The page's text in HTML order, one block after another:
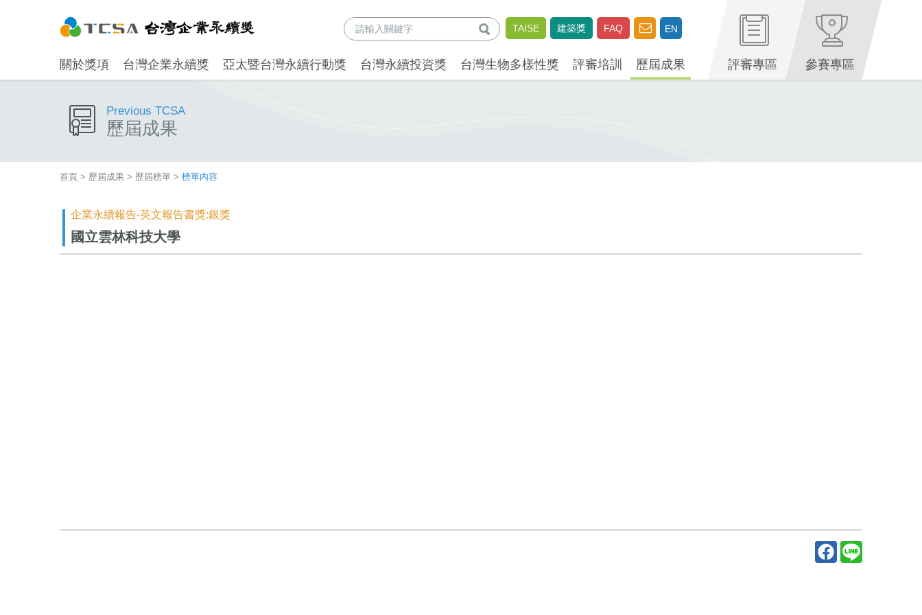
查詢 TAISE 建築獎 FAQ EN
關於獎項 台灣企業永續獎 亞太暨台灣永續行動獎 台灣永續投資獎 台灣生物多樣性獎 評審培訓 歷屆成果 評審專區 參賽專區
Previous TCSA
歷屆成果
首頁 > 歷屆成果 > 歷屆榜單 > 榜單內容
企業永續報告-英文報告書獎:銀獎
國立雲林科技大學